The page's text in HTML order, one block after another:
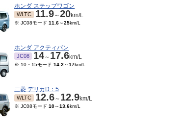
ホンダ ステップワゴン
WLTC 11.9～20km/L
※ JC08モード 11.6～25km/L
ホンダ アクティバン
JC08 14～ 17.6km/L
※ 10・15モード 14.2 ～17km/L
三菱 デリカD：5
WLTC 12.6～ 12.9km/L
※ JC08モード 10～13.6km/L